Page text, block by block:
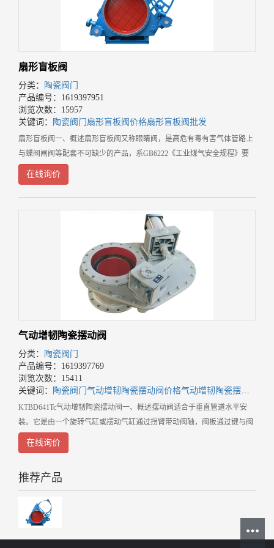
扇形盲板阀
分类：
陶瓷阀门
产品编号：1619397951
浏览次数：15957
关键词：
陶瓷阀门 扇形盲板阀价格扇形盲板阀批发
扇形盲板阀一、概述扇形盲板阀又称眼睛阀，是高危有毒有害气体管路上
与蝶阀闸阀等配套不可缺少的产品，系GB6222《工业煤气安全规程》要
求的可靠切断气体介质的设备。其结构新颖，适用于工矿企业，环境保护
等行业气体介质管路中。尤其适用于有毒易燃气体
在线询价
气动增韧陶瓷摆动阀
分类：
陶瓷阀门
产品编号：1619397769
浏览次数：15411
关键词：
陶瓷阀门 气动增韧陶瓷摆动阀价格气动增韧陶瓷摆动阀批发
KTBD641Tc气动增韧陶瓷摆动阀一、概述摆动阀适合于垂直管道水平安
装。它是由一个旋转气缸或摆动气缸通过拐臂带动阀轴，阀板通过键与阀
轴固定，阀板在气缸的作用下在体腔内摆动。气缸上装有信号反馈系统，
可输出4-20mA信号给控制
在线询价
推荐产品